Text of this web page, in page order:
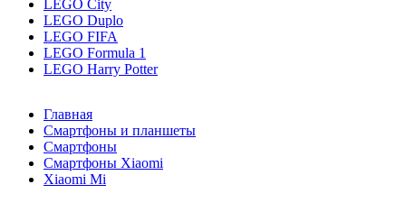
LEGO City
LEGO Duplo
LEGO FIFA
LEGO Formula 1
LEGO Harry Potter
Главная
Смартфоны и планшеты
Смартфоны
Смартфоны Xiaomi
Xiaomi Mi